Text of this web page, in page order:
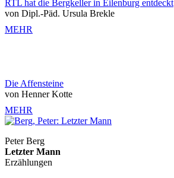
RTL hat die Bergkeller in Eilenburg entdeckt
von Dipl.-Päd. Ursula Brekle
MEHR
Die Affensteine
von Henner Kotte
MEHR
Peter Berg
Letzter Mann
Erzählungen